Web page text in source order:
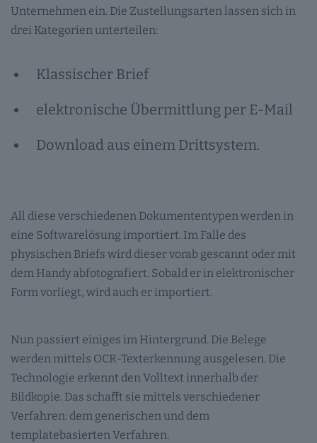
Unternehmen ein. Die Zustellungsarten lassen sich in
drei Kategorien unterteilen:
Klassischer Brief
elektronische Übermittlung per E-Mail
Download aus einem Drittsystem.
All diese verschiedenen Dokumententypen werden in
eine Softwarelösung importiert. Im Falle des
physischen Briefs wird dieser vorab gescannt oder mit
dem Handy abfotografiert. Sobald er in elektronischer
Form vorliegt, wird auch er importiert.
Nun passiert einiges im Hintergrund. Die Belege
werden mittels OCR-Texterkennung ausgelesen. Die
Technologie erkennt den Volltext innerhalb der
Bildkopie. Das schafft sie mittels verschiedener
Verfahren: dem generischen und dem
templatebasierten Verfahren.